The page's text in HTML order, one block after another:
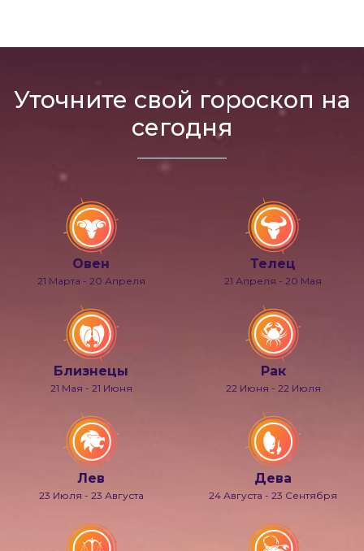
Уточните свой гороскоп на
сегодня
Овен
21 Марта - 20 Апреля
Телец
21 Апреля - 20 Мая
Близнецы
21 Мая - 21 Июня
Рак
22 Июня - 22 Июля
Лев
23 Июля - 23 Августа
Дева
24 Августа - 23 Сентября